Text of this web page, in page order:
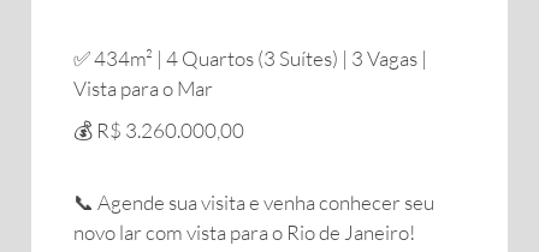
✅ 434m² | 4 Quartos (3 Suítes) | 3 Vagas |
Vista para o Mar
💰 R$ 3.260.000,00
📞 Agende sua visita e venha conhecer seu
novo lar com vista para o Rio de Janeiro!